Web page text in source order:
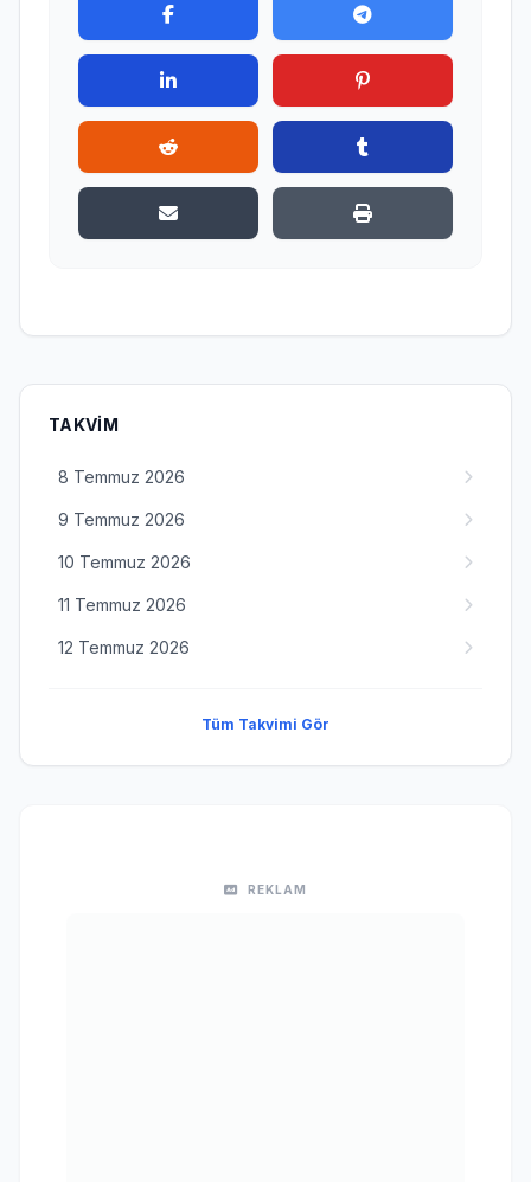
TAKVIM
8 Temmuz 2026
9 Temmuz 2026
10 Temmuz 2026
11 Temmuz 2026
12 Temmuz 2026
Tüm Takvimi Gör
REKLAM